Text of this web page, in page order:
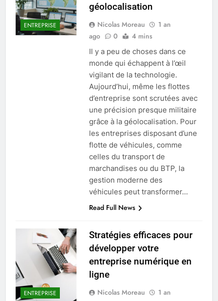
ENTREPRISE
géolocalisation
Nicolas Moreau
1 an
ago
0 4 mins
Il y a peu de choses dans ce
monde qui échappent à l’œil
vigilant de la technologie.
Aujourd’hui, même les flottes
d’entreprise sont scrutées avec
une précision presque militaire
grâce à la géolocalisation. Pour
les entreprises disposant d’une
flotte de véhicules, comme
celles du transport de
marchandises ou du BTP, la
gestion moderne des
véhicules peut transformer…
Read Full News
ENTREPRISE
Stratégies efficaces pour
développer votre
entreprise numérique en
ligne
Nicolas Moreau
1 an